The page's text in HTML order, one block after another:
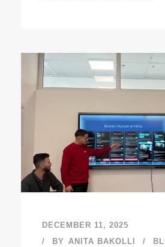
DECEMBER 11, 2025
BY
ANITA BAKOLLI